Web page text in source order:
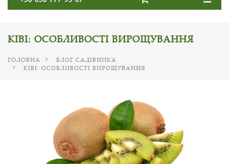
КІВІ: ОСОБЛИВОСТІ ВИРОЩУВАННЯ
ГОЛОВНА
БЛОГ САДІВНИКА
КІВІ: ОСОБЛИВОСТІ ВИРОЩУВАННЯ